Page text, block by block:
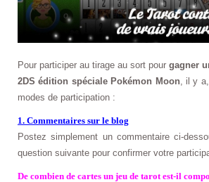
Pour participer au tirage au sort pour gagner
2DS édition spéciale Pokémon Moon , il y
modes de participation :
1. Commentaires sur le blog
Postez simplement un commentaire ci-
question suivante pour confirmer votre
De combien de cartes un jeu de tarot est-il